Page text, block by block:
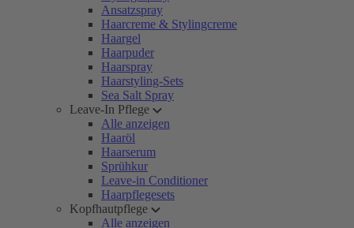
Ansatzspray
Haarcreme & Stylingcreme
Haargel
Haarpuder
Haarspray
Haarstyling-Sets
Sea Salt Spray
Leave-In Pflege
Alle anzeigen
Haaröl
Haarserum
Sprühkur
Leave-in Conditioner
Haarpflegesets
Kopfhautpflege
Alle anzeigen